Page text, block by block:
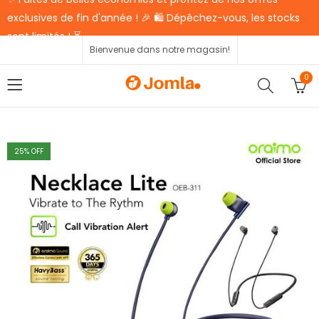
exclusives de fin d'année ! 🎉 🛍️ Dépêchez-vous, les stocks
sont limités ! ⏳
Bienvenue dans notre magasin!
0
25% OFF